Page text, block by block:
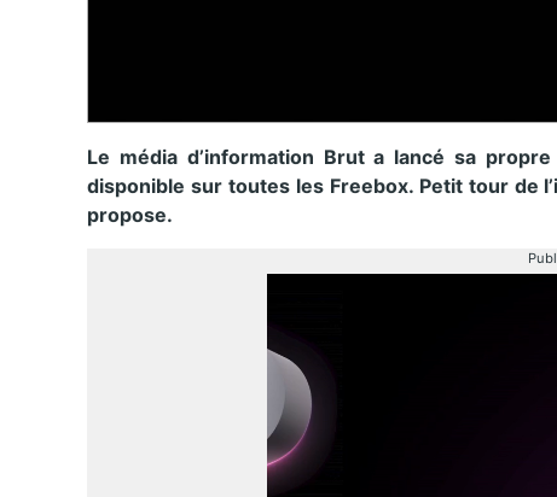
Le média d’information Brut a lancé sa
disponible sur toutes les Freebox. Petit tour de
propose.